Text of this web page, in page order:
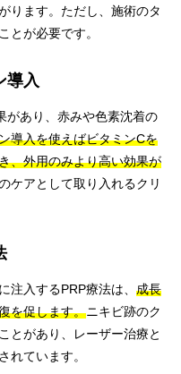
ります。ただし、施術のタ
とが必要です。
導入
があり、赤みや色素沈着の
導入を使えばビタミンCを
、外用のみより高い効果が
ケアとして取り入れるクリ
注入するPRP療法は、 成長
を促します。ニキビ跡のク
とがあり、レーザー治療と
れています。